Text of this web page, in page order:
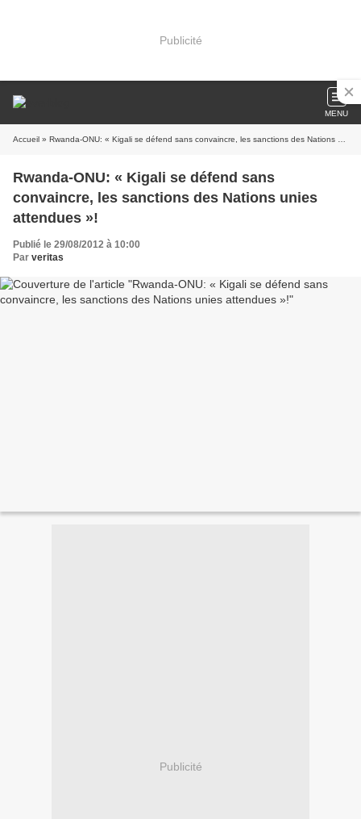
Publicité
MENU
Accueil » Rwanda-ONU: « Kigali se défend sans convaincre, les sanctions des Nations unies attendues »!
Rwanda-ONU: « Kigali se défend sans
convaincre, les sanctions des Nations unies
attendues »!
Publié le 29/08/2012 à 10:00
Par veritas
Publicité